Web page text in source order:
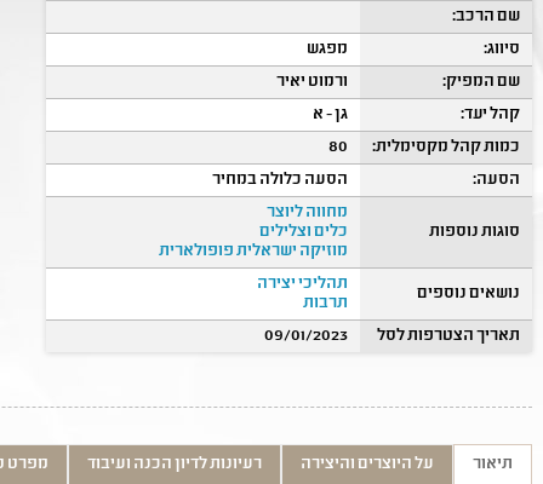
שם הרכב:
סיווג:
מפגש
שם המפיק:
ורמוט יאיר
קהל יעד:
גן - א
כמות קהל מקסימלית:
80
הסעה:
הסעה כלולה במחיר
סוגות נוספות
מחווה ליוצר
כלים וצלילים
מוזיקה ישראלית פופולארית
נושאים נוספים
תהליכי יצירה
תרבות
תאריך הצטרפות לסל
09/01/2023
תיאור על היוצרים והיצירה רעיונות לדיון הכנה ועיבוד מפרט